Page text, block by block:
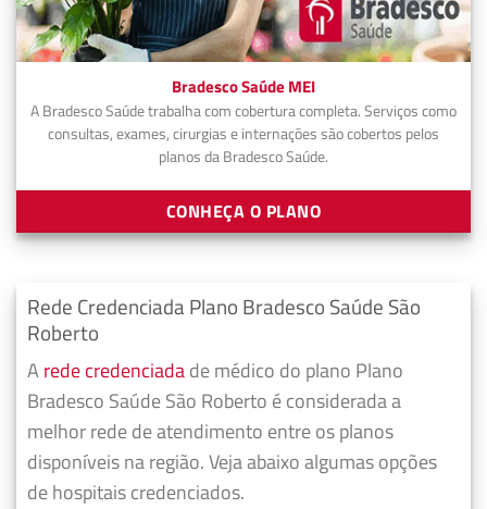
Bradesco Saúde MEI
A Bradesco Saúde trabalha com cobertura completa. Serviços como
consultas, exames, cirurgias e internações são cobertos pelos
planos da Bradesco Saúde.
CONHEÇA O PLANO
Rede Credenciada Plano Bradesco Saúde São
Roberto
A rede credenciadade médico do plano Plano
Bradesco Saúde São Roberto é considerada a
melhor rede de atendimento entre os planos
disponíveis na região. Veja abaixo algumas opções
de hospitais credenciados.